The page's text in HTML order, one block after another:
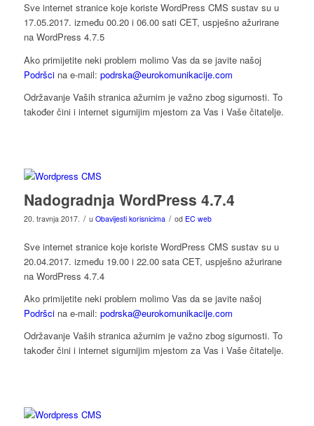
Sve internet stranice koje koriste WordPress CMS sustav su u
17.05.2017. između 00.20 i 06.00 sati CET, uspješno ažurirane
na WordPress 4.7.5
Ako primijetite neki problem molimo Vas da se javite našoj
Podršcina e-mail: podrska@eurokomunikacije.com
Održavanje Vaših stranica ažurnim je važno zbog sigurnosti. To
također čini i internet sigurnijim mjestom za Vas i Vaše čitatelje.
Nadogradnja WordPress 4.7.4
20. travnja 2017. / u Obavijesti korisnicima / od EC web
Sve internet stranice koje koriste WordPress CMS sustav su u
20.04.2017. između 19.00 i 22.00 sata CET, uspješno ažurirane
na WordPress 4.7.4
Ako primijetite neki problem molimo Vas da se javite našoj
Podršcina e-mail: podrska@eurokomunikacije.com
Održavanje Vaših stranica ažurnim je važno zbog sigurnosti. To
također čini i internet sigurnijim mjestom za Vas i Vaše čitatelje.